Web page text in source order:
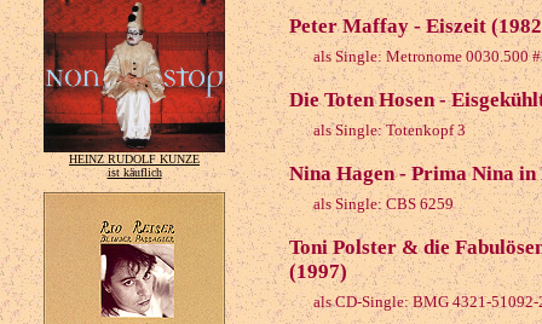
HEINZ RUDOLF KUNZE
ist käuflich
Peter Maffay - Eiszeit
als Single: Metronome 0030.500
Die Toten Hosen -
als Single: Totenkopf 3
Nina Hagen - Prima Nina in
als Single: CBS 6259
Toni Polster & die
(1997)
als CD-Single: BMG 4321-51092-